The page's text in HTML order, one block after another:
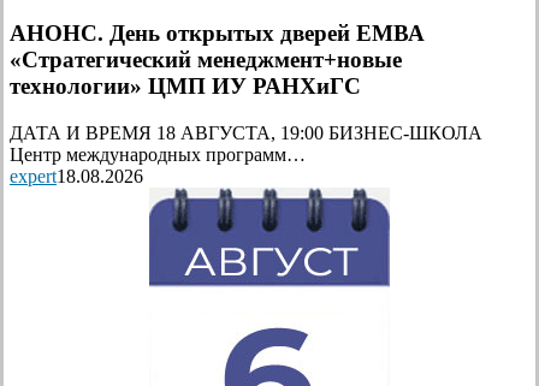
АНОНС. День открытых дверей ЕМВА
«Стратегический менеджмент+новые
технологии» ЦМП ИУ РАНХиГС
ДАТА И ВРЕМЯ 18 АВГУСТА, 19:00 БИЗНЕС-ШКОЛА
Центр международных программ…
expert18.08.2026